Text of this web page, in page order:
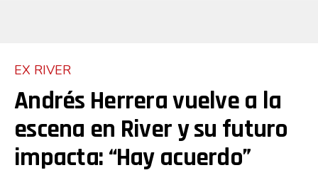
EX RIVER
Andrés Herrera vuelve a la
escena en River y su futuro
impacta: “Hay acuerdo”